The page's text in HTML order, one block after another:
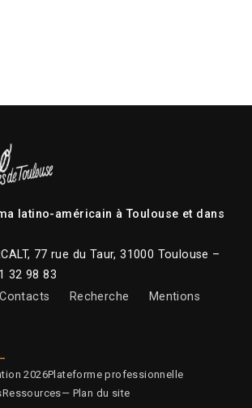
latino-américain à Toulouse et dans
77 rue du Taur, 31000 Toulouse –
32 98 83
Contacts Recherche
Mentions
2026Plateforme professionnelle
Ressources— Plan du site